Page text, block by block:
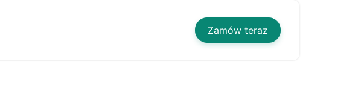
Zamów teraz